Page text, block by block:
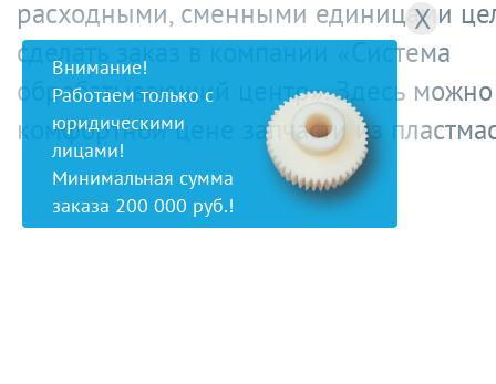
расходными, сменными единицами
сделать заказ в компании «Система
обрабатывающий центр». Здесь можно
комфортной цене запчасти из
X
Внимание!
Работаем только с
юридическими
лицами!
Минимальная сумма
заказа 200 000 руб.!